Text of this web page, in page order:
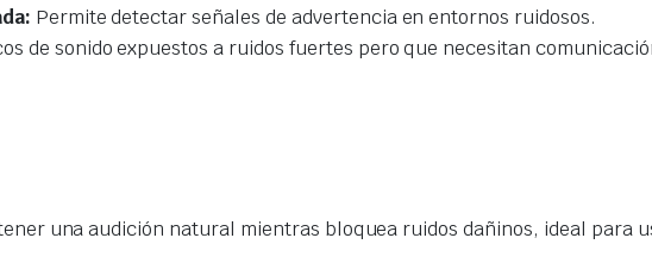
Permite detectar señales de advertencia en entornos ruidosos.
de sonido expuestos a ruidos fuertes pero que necesitan
una audición natural mientras bloquea ruidos dañinos, ideal para